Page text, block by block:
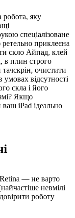
робота, яку
спеціалізоване
приклеєна
скло Айпад, клей
в плин строго
очистити
відсутності
скла і його
Якщо
iPad ідеально
— не варто
невмілі
роботу